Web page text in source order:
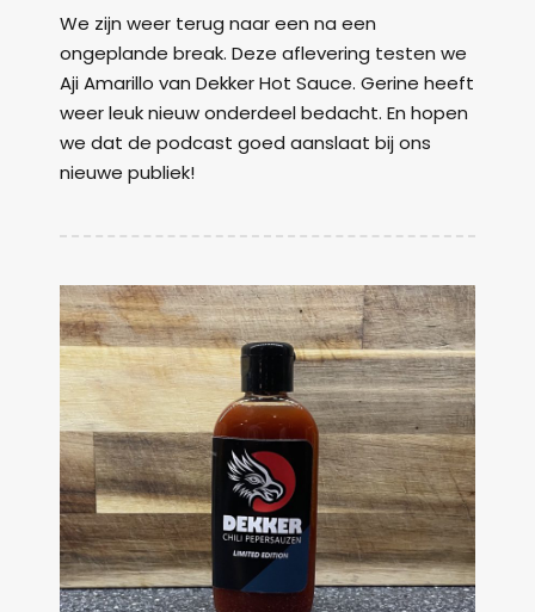
We zijn weer terug naar een na een
ongeplande break. Deze aflevering testen we
Aji Amarillo van Dekker Hot Sauce. Gerine heeft
weer leuk nieuw onderdeel bedacht. En hopen
we dat de podcast goed aanslaat bij ons
nieuwe publiek!